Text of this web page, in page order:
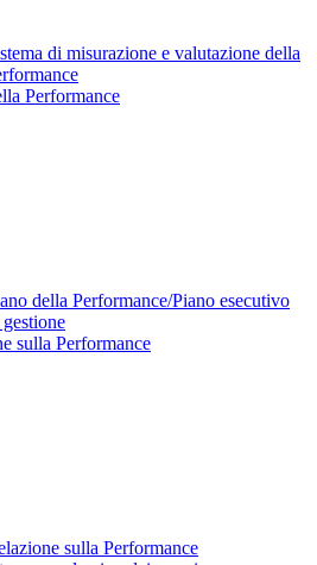
di misurazione e valutazione della
Performance
della Performance/Piano esecutivo
sulla Performance
sulla Performance